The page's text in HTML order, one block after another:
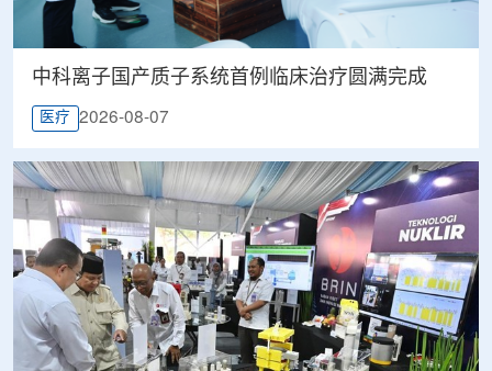
中科离子国产质子系统首例临床治疗圆满完成
医疗 2026-08-07